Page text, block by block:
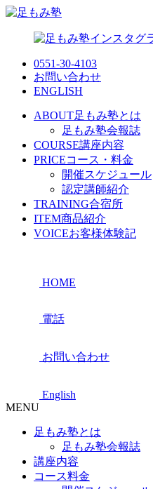
0551-30-4103
お問い合わせ
ENGLISH
ABOUT足もみ塾とは
足もみ塾会報誌
COURSE講座内容
PRICEコース・料金
開催スケジュール
認定講師紹介
TRAINING合宿所
ITEM商品紹介
VOICEお客様体験記
HOME
電話
お問い合わせ
English
MENU
足もみ塾とは
足もみ塾会報誌
講座内容
コース料金